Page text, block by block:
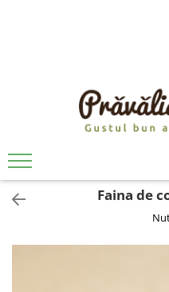
ULEIURI ȘI UNTURI
MĂSLINE
NUCI ȘI SEMINȚE
FRUCTE DESHIDRATATE
ÎNDULCITORI NATURALI /
Faina de